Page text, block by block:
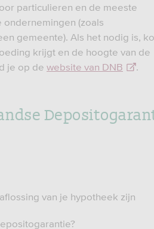
particulieren en de meeste
(zoals
gemeente). Als het nodig is,
krijgt en de hoogte van de
je op de website van DNB .
van je hypotheek zijn